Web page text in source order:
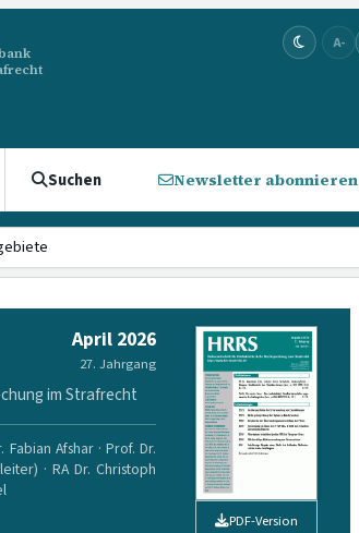
A-
Suchen Newsletter abonnieren
April 2026
27. Jahrgang
im Strafrecht
Afshar · Prof. Dr.
· RA Dr. Christoph
PDF-Version